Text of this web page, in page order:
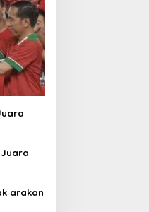
Juara
arakan